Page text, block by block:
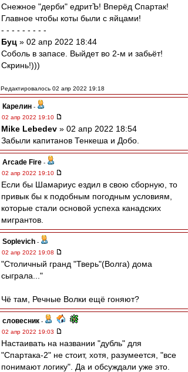
Снежное "дерби" едритЪ! Вперёд Спартак!
Главное чтобы коты были с яйцами!
- - - - - - - - -
Буц » 02 апр 2022 18:44
Соболь в запасе. Выйдет во 2-м и забьёт!
Скринь!)))
Редактировалось 02 апр 2022 19:18
Карелин -
02 апр 2022 19:10
Mike Lebedev » 02 апр 2022 18:54
Забыли капитанов Тенкеша и Добо.
Arcade Fire -
02 апр 2022 19:10
Если бы Шамариус ездил в свою сборную, то
привык бы к подобным погодным условиям,
которые стали основой успеха канадских
мигрантов.
Soplevich -
02 апр 2022 19:08
"Столичный гранд "Тверь"(Волга) дома
сыграла..."
Чё там, Речные Волки ещё гоняют?
словесник -
02 апр 2022 19:03
Настаивать на названии "дубль" для
"Спартака-2" не стоит, хотя, разумеется, "все
понимают логику". Да и обсуждали уже это.